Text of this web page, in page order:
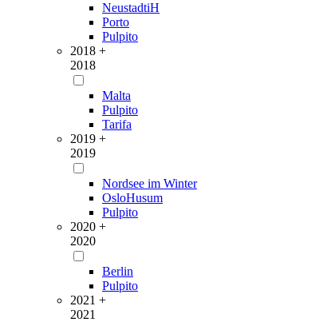
NeustadtiH
Porto
Pulpito
2018 +
2018
Malta
Pulpito
Tarifa
2019 +
2019
Nordsee im Winter
OsloHusum
Pulpito
2020 +
2020
Berlin
Pulpito
2021 +
2021